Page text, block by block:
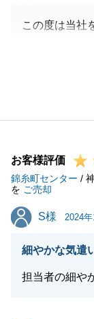
この度は当社
することがで
H様からのコ
いります。
ご連絡くださ
改めて、今回
お客様評価
錦糸町センター /
を ご売却
S様
S様 2024年
細やかな気遣
担当者の細や